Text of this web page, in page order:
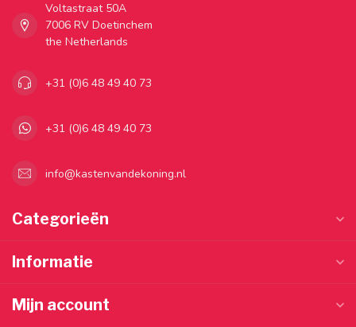
Voltastraat 50A
7006 RV Doetinchem
the Netherlands
+31 (0)6 48 49 40 73
+31 (0)6 48 49 40 73
info@kastenvandekoning.nl
Categorieën
Informatie
Mijn account